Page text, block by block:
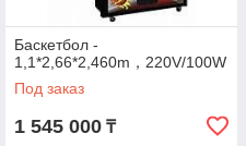
Баскетбол -
1,1*2,66*2,460m，220V/100W
Под заказ
1 545 000 ₸